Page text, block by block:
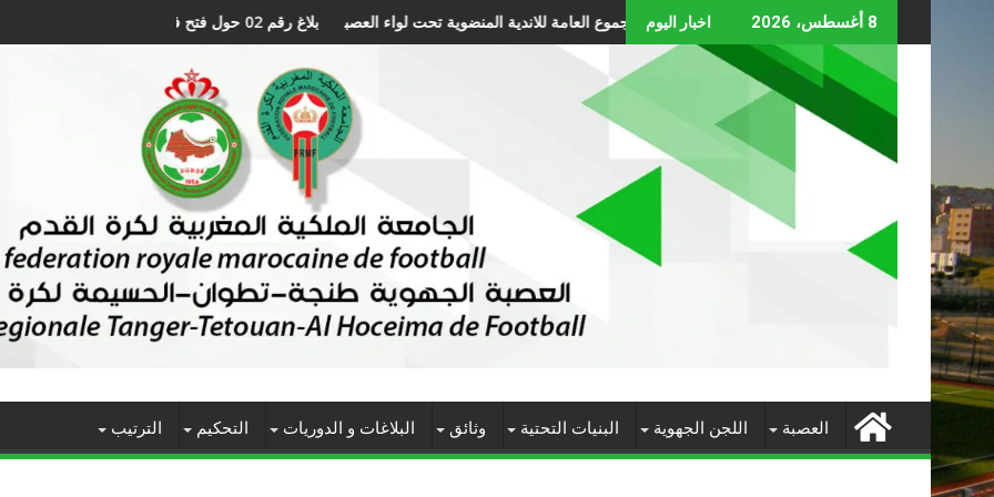
to
content
8 أغسطس، 2026 اخبار اليوم بلاغ رقم 02 حول فتح فترة تسجيل اللاعبين برسم الموسم الرياضي 2027/2026 بلاغ رقم 01 حول عقد الجموع العامة للاندية المنضوية تحت لواء العصبة
العصبة اللجن الجهوية البنيات التحتية وثائق البلاغات و الدوريات التحكيم الترتيب